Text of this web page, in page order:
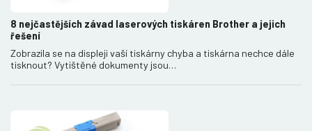
8 nejčastějších závad laserových tiskáren Brother a jejich
řešení
Zobrazila se na displeji vaší tiskárny chyba a tiskárna nechce dále
tisknout? Vytištěné dokumenty jsou…